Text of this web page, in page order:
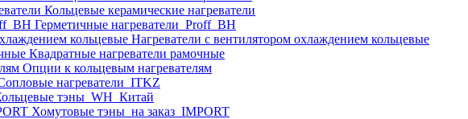
Кольцевые керамические нагреватели
Герметичные нагреватели_Proff_BH
Нагреватели с вентилятором охлаждением кольцевые
Квадратные нагреватели рамочные
Опции к кольцевым нагревателям
нагреватели_ITKZ
тэны_WH_Китай
Хомутовые тэны_на заказ_IMPORT